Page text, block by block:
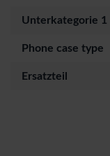
Unterkategorie 1
Phone case type
Ersatzteil